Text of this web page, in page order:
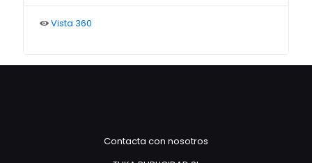
Vista 360
Contacta con nosotros